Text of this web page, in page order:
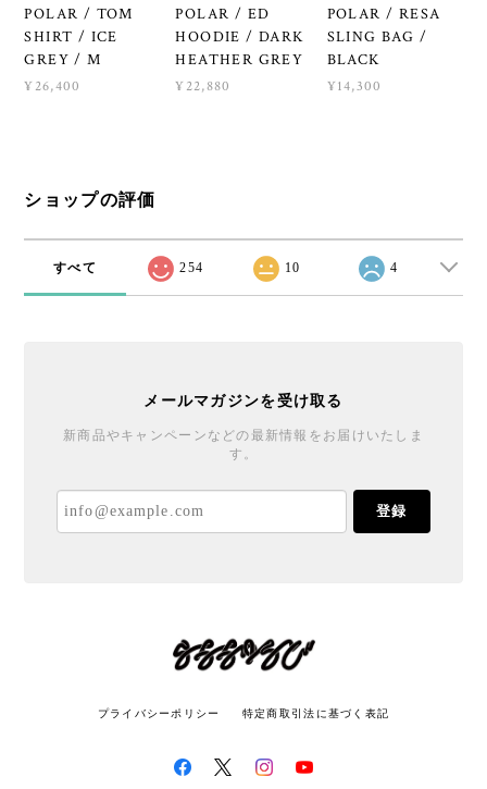
POLAR / TOM
SHIRT / ICE
GREY / M
¥26,400
POLAR / ED
HOODIE / DARK
HEATHER GREY
¥22,880
POLAR / RESA
SLING BAG /
BLACK
¥14,300
ショップの評価
すべて 254 10 4
メールマガジンを受け取る
新商品やキャンペーンなどの最新情報をお届けいたしま
す。
登録
プライバシーポリシー 特定商取引法に基づく表記